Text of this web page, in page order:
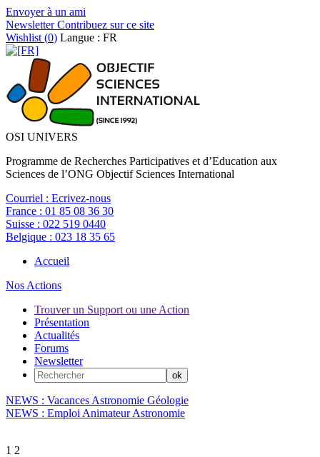
Envoyer à un ami
NewsletterContribuez sur ce site
Wishlist (0) Langue : FR
OSI UNIVERS
Programme de Recherches Participatives et d’Education aux
Sciences de l’ONG Objectif Sciences International
Courriel : Ecrivez-nous
France : 01 85 08 36 30
Suisse : 022 519 0440
Belgique : 023 18 35 65
Accueil
Nos Actions
Trouver un Support ou une Action
Présentation
Actualités
Forums
Newsletter
NEWS : Vacances Astronomie Géologie
NEWS : Emploi Animateur Astronomie
1 2